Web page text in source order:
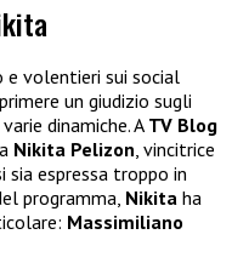
e volentieri sui social
un giudizio sugli
dinamiche. A TV Blog
Nikita Pelizon, vincitrice
sia espressa troppo in
programma, Nikita ha
Massimiliano